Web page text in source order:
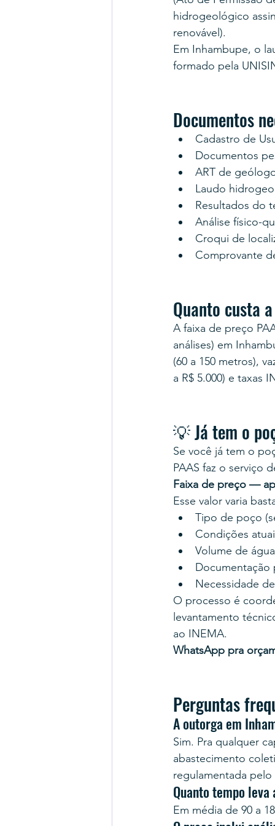
hidrogeológico
renovável).
Em Inhambupe, o
formado pela
Documentos
Cadastro de
Documentos
ART de
Laudo
Resultados do
Análise físico-
Croqui de
Comprovante
Quanto custa
A faixa de preço
análises) em
(60 a 150 metros),
a R$ 5.000) e taxas
💡 Já tem o
Se você já tem o
PAAS faz o serviço
Faixa de preço —
Esse valor varia
Tipo de poço
Condições
Volume de
Documentação
Necessidade
O processo é
levantamento
ao INEMA.
WhatsApp pra
Perguntas
A outorga em
Sim. Pra qualquer
abastecimento
regulamentada
Quanto tempo
Em média de 90 a